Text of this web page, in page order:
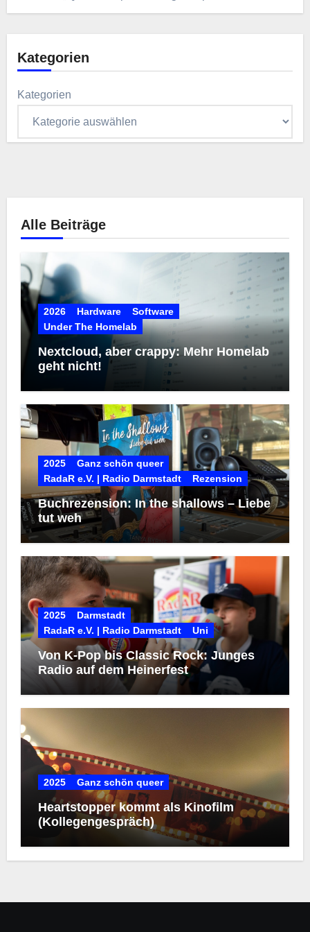
Kategorien
Kategorien
Alle Beiträge
2026 Hardware
Software
Under The Homelab
Nextcloud, aber crappy: Mehr Homelab
geht nicht!
2025
Ganz schön queer
RadaR e.V. | Radio Darmstadt
Rezension
Buchrezension: In the shallows – Liebe
tut weh
2025
Darmstadt
RadaR e.V. | Radio Darmstadt
Uni
Von K-Pop bis Classic Rock: Junges
Radio auf dem Heinerfest
2025 Ganz schön queer
Heartstopper kommt als Kinofilm
(Kollegengespräch)